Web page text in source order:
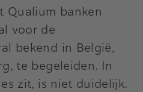
Qualium banken
voor de
bekend in België,
te begeleiden. In
zit, is niet duidelijk.